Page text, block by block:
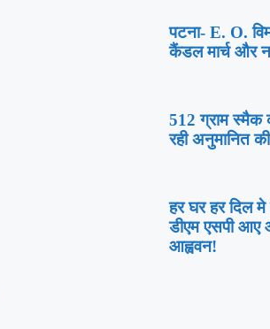
पटना- E. O.
कैंडल मार्च और
512 ग्राम स्मैक
रही अनुमानित
हर घर हर दिल
डीएम एसपी आए
आह्ववन!